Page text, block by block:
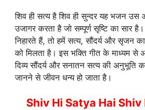
शिव ही सत्य है शिव ही सुन्दर यह भजन उस
उजागर करता है जो सम्पूर्ण सृष्टि का सार
निहारते हैं, तो हमें सत्य, सौंदर्य और सृजन
को मिलता है। इस भक्ति गीत के माध्यम
दिव्य सौंदर्य और सनातन सत्य की अनुभूति
जानने से जीवन धन्य हो जाता है।
Shiv Hi Satya Hai Shiv